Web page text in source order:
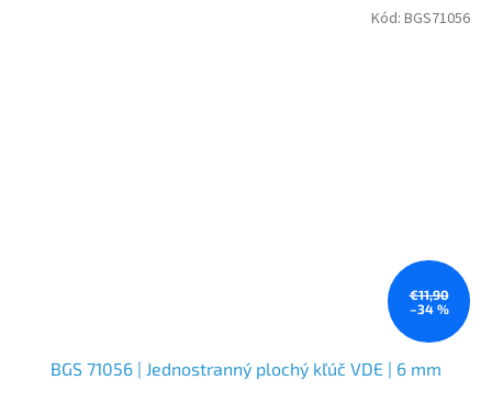
€11,90
–34 %
BGS 71056 | Jednostranný plochý kľúč VDE | 6 mm
Kód: BGS71056